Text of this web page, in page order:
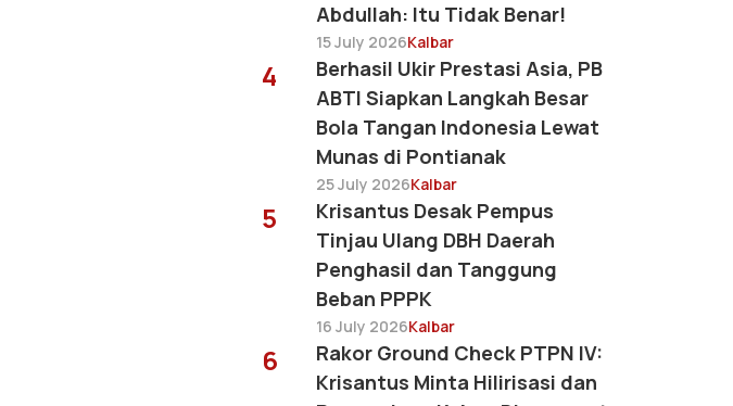
Abdullah: Itu Tidak Benar!
15 July 2026Kalbar
4
Berhasil Ukir Prestasi Asia, PB
ABTI Siapkan Langkah Besar
Bola Tangan Indonesia Lewat
Munas di Pontianak
25 July 2026Kalbar
5
Krisantus Desak Pempus
Tinjau Ulang DBH Daerah
Penghasil dan Tanggung
Beban PPPK
16 July 2026Kalbar
6
Rakor Ground Check PTPN IV:
Krisantus Minta Hilirisasi dan